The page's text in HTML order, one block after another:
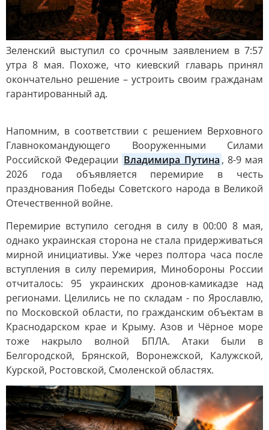
Зеленский выступил со срочным заявлением в 7:57
утра 8 мая. Похоже, что киевский главарь принял
окончательно решение – устроить своим гражданам
гарантированный ад.
Напомним, в соответствии с решением Верховного
Главнокомандующего Вооруженными Силами
Российской Федерации Владимира Путина , 8-9 мая
2026 года объявляется перемирие в честь
празднования Победы Советского народа в Великой
Отечественной войне.
Перемирие вступило сегодня в силу в 00:00 8 мая,
однако украинская сторона не стала придерживаться
мирной инициативы. Уже через полтора часа после
вступления в силу перемирия, Минобороны России
отчиталось: 95 украинских дронов-камикадзе над
регионами. Целились не по складам - по Ярославлю,
по Московской области, по гражданским объектам в
Краснодарском крае и Крыму. Азов и Чёрное море
тоже накрыло волной БПЛА. Атаки были в
Белгородской, Брянской, Воронежской, Калужской,
Курской, Ростовской, Смоленской областях.